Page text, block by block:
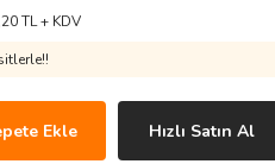
TL + KDV
Ekle Hızlı Satın Al